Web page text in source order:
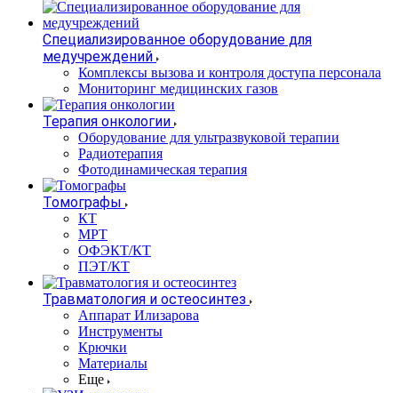
Специализированное оборудование для
медучреждений
Комплексы вызова и контроля доступа персонала
Мониторинг медицинских газов
Терапия онкологии
Оборудование для ультразвуковой терапии
Радиотерапия
Фотодинамическая терапия
Томографы
КТ
МРТ
ОФЭКТ/КТ
ПЭТ/КТ
Травматология и остеосинтез
Аппарат Илизарова
Инструменты
Крючки
Материалы
Еще